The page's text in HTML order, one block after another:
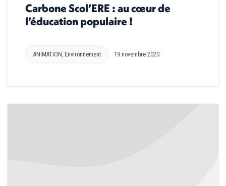
Carbone Scol’ERE : au cœur de
l’éducation populaire !
ANIMATION Environnement 19 novembre 2020